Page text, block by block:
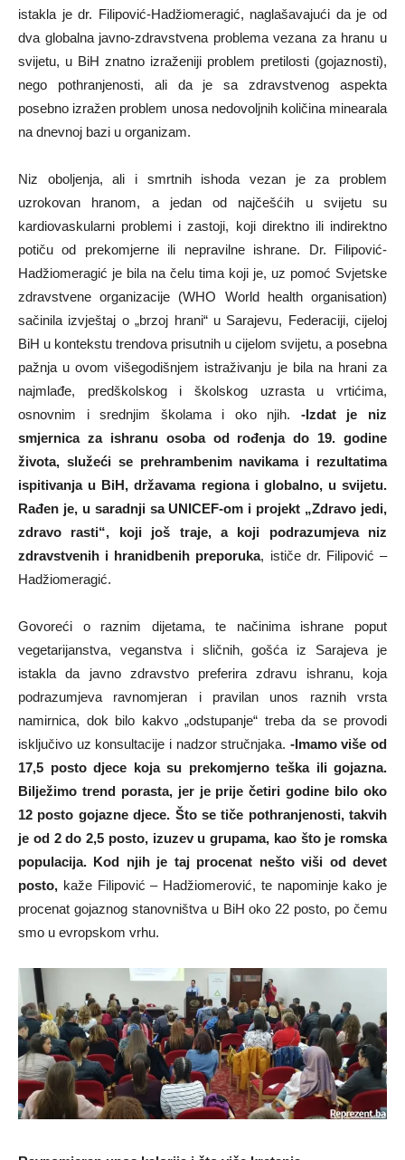
istakla je dr. Filipović-Hadžiomeragić, naglašavajući da je od
dva globalna javno-zdravstvena problema vezana za hranu u
svijetu, u BiH znatno izraženiji problem pretilosti (gojaznosti),
nego pothranjenosti, ali da je sa zdravstvenog aspekta
posebno izražen problem unosa nedovoljnih količina minearala
na dnevnoj bazi u organizam.
Niz oboljenja, ali i smrtnih ishoda vezan je za problem
uzrokovan hranom, a jedan od najčešćih u svijetu su
kardiovaskularni problemi i zastoji, koji direktno ili indirektno
potiču od prekomjerne ili nepravilne ishrane. Dr. Filipović-
Hadžiomeragić je bila na čelu tima koji je, uz pomoć Svjetske
zdravstvene organizacije (WHO World health organisation)
sačinila izvještaj o „brzoj hrani“ u Sarajevu, Federaciji, cijeloj
BiH u kontekstu trendova prisutnih u cijelom svijetu, a posebna
pažnja u ovom višegodišnjem istraživanju je bila na hrani za
najmlađe, predškolskog i školskog uzrasta u vrtićima,
osnovnim i srednjim školama i oko njih. -Izdat je niz
smjernica za ishranu osoba od rođenja do 19. godine
života, služeći se prehrambenim navikama i rezultatima
ispitivanja u BiH, državama regiona i globalno, u svijetu.
Rađen je, u saradnji sa UNICEF-om i projekt „Zdravo jedi,
zdravo rasti“, koji još traje, a koji podrazumjeva niz
zdravstvenih i hranidbenih preporuka, ističe dr. Filipović –
Hadžiomeragić.
Govoreći o raznim dijetama, te načinima ishrane poput
vegetarijanstva, veganstva i sličnih, gošća iz Sarajeva je
istakla da javno zdravstvo preferira zdravu ishranu, koja
podrazumjeva ravnomjeran i pravilan unos raznih vrsta
namirnica, dok bilo kakvo „odstupanje“ treba da se provodi
isključivo uz konsultacije i nadzor stručnjaka. -Imamo više od
17,5 posto djece koja su prekomjerno teška ili gojazna.
Bilježimo trend porasta, jer je prije četiri godine bilo oko
12 posto gojazne djece. Što se tiče pothranjenosti, takvih
je od 2 do 2,5 posto, izuzev u grupama, kao što je romska
populacija. Kod njih je taj procenat nešto viši od devet
posto, kaže Filipović – Hadžiomerović, te napominje kako je
procenat gojaznog stanovništva u BiH oko 22 posto, po čemu
smo u evropskom vrhu.